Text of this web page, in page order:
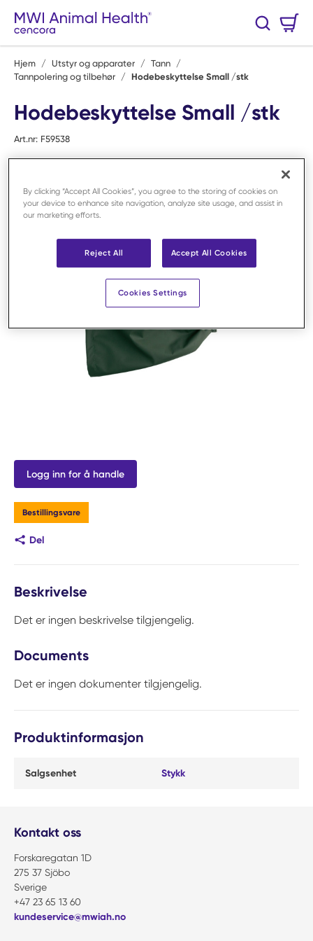
Hopp til hovedinnhold
Søk
Hjem / Utstyr og apparater / Tann /
Tannpolering og tilbehør / Hodebeskyttelse Small /stk
Hodebeskyttelse Small /stk
Art.nr: F59538
Logg inn for å handle
Bestillingsvare
Del
Beskrivelse
Det er ingen beskrivelse tilgjengelig.
Documents
Det er ingen dokumenter tilgjengelig.
Produktinformasjon
Salgsenhet Stykk
Kontakt oss
Forskaregatan 1D
275 37 Sjöbo
Sverige
+47 23 65 13 60
kundeservice@mwiah.no
By clicking “Accept All Cookies”, you agree to the storing of cookies on
your device to enhance site navigation, analyze site usage, and assist in
our marketing efforts.
Reject All Accept All Cookies
Cookies Settings